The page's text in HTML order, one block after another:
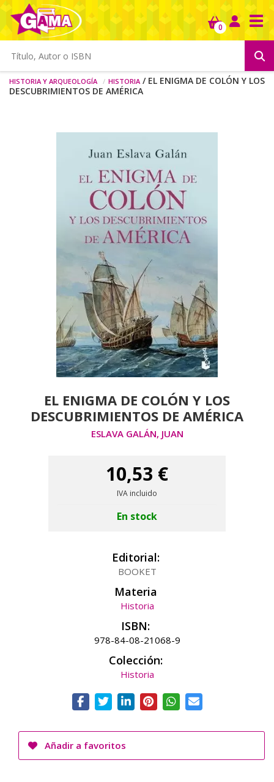
0
Historia y arqueología Historia/ EL ENIGMA DE COLÓN Y LOS
DESCUBRIMIENTOS DE AMÉRICA
EL ENIGMA DE COLÓN Y LOS
DESCUBRIMIENTOS DE AMÉRICA
ESLAVA GALÁN, JUAN
10,53 €
IVA incluido
En stock
Editorial:
BOOKET
Materia
Historia
ISBN:
978-84-08-21068-9
Colección:
Historia
Añadir a favoritos